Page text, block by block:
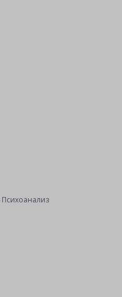
Психоанализ